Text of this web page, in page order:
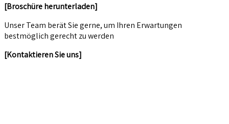
[Broschüre herunterladen]
Unser Team berät Sie gerne, um Ihren Erwartungen
bestmöglich gerecht zu werden
[Kontaktieren Sie uns]